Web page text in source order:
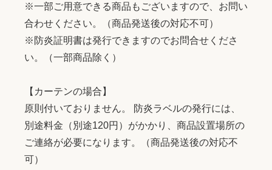
※一部ご用意できる商品もございますので、お問い
合わせください。（商品発送後の対応不可）
※防炎証明書は発行できますのでお問合せくださ
い。（一部商品除く）
【カーテンの場合】
原則付いておりません。 防炎ラベルの発行には、
別途料金（別途120円）がかかり、商品設置場所の
ご連絡が必要になります。（商品発送後の対応不
可）